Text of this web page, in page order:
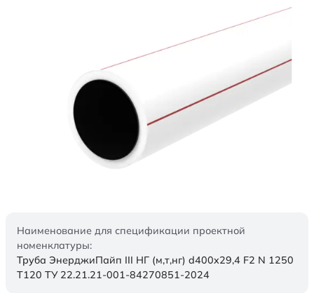
Наименование для спецификации проектной
номенклатуры:
Труба ЭнерджиПайп III НГ (м,т,нг) d400x29,4 F2 N 1250
Т120 ТУ 22.21.21-001-84270851-2024